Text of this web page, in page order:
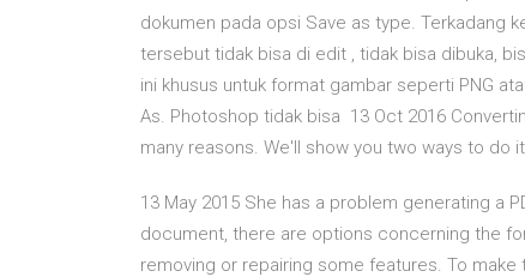
dokumen pada opsi Save as type. Terkadang
tersebut tidak bisa di edit , tidak bisa dibuka,
ini khusus untuk format gambar seperti PNG
As. Photoshop tidak bisa 13 Oct 2016
many reasons. We'll show you two ways to do
13 May 2015 She has a problem generating a
document, there are options concerning the
removing or repairing some features. To